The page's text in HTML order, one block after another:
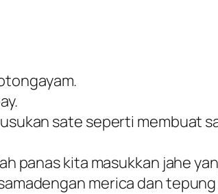
sate seperti membuat
panas kita masukkan jahe
merica dan